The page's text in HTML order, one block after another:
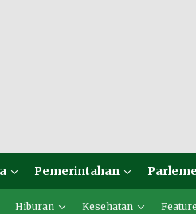
Pemerintahan
Hiburan Kesehatan Feature